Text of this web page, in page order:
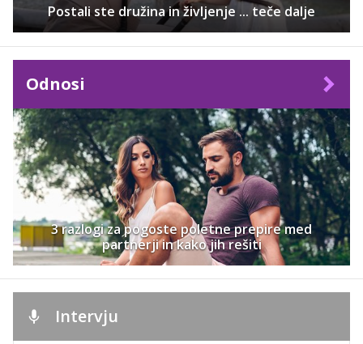
Postali ste družina in življenje ... teče dalje
Odnosi
3 razlogi za pogoste poletne prepire med
partnerji in kako jih rešiti
Intervju